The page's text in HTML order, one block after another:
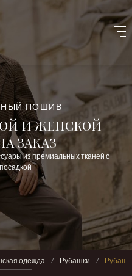
ПОШИВ
И ЖЕНСКОЙ
ЗАКАЗ
из премиальных тканей с
одежда / Рубашки /